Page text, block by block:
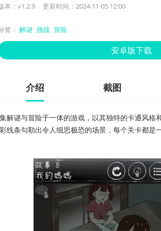
本：v1.2.9 更新时间：2024-11-05 12:00
签： 解谜 挑战 冒险
安卓版下载
介绍 截图
解谜与冒险于一体的游戏，以其独特的卡通风格
线条勾勒出令人细思极恐的场景，每个关卡都是